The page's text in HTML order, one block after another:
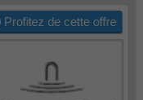
Profitez de cette offre